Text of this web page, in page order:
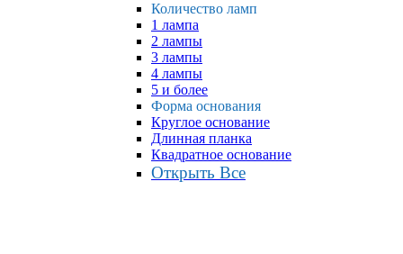
Количество ламп
1 лампа
2 лампы
3 лампы
4 лампы
5 и более
Форма основания
Круглое основание
Длинная планка
Квадратное основание
Открыть Все